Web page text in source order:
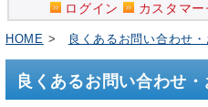
ログイン カスタマ
HOME > 良くあるお問い合わせ
良くあるお問い合わせ